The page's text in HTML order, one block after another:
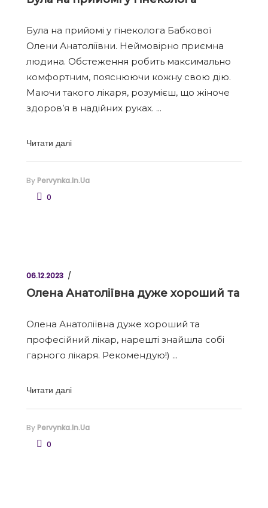
Була на прийомі у гінеколога Бабкової
Олени Анатоліївни. Неймовірно приємна
людина. Обстеження робить максимально
комфортним, пояснюючи кожну свою дію.
Маючи такого лікаря, розумієш, що жіноче
здоров’я в надійних руках.
Читати далі
By Pervynka.in.ua
0
06.12.2023
Олена Анатоліївна дуже хороший та
Олена Анатоліївна дуже хороший та
професійний лікар, нарешті знайшла собі
гарного лікаря. Рекомендую!)
Читати далі
By Pervynka.in.ua
0